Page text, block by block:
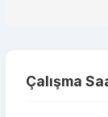
Çalışma